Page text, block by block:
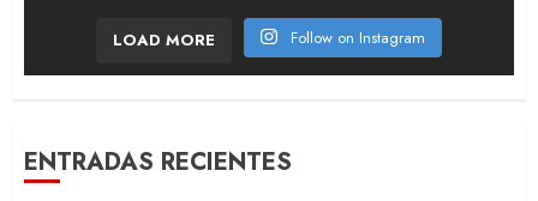
LOAD MORE Follow on Instagram
ENTRADAS RECIENTES